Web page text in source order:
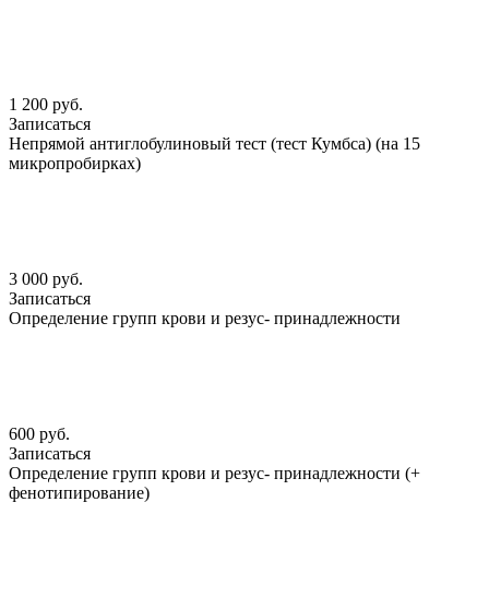
1 200 руб.
Записаться
Непрямой антиглобулиновый тест (тест Кумбса) (на 15
микропробирках)
3 000 руб.
Записаться
Определение групп крови и резус- принадлежности
600 руб.
Записаться
Определение групп крови и резус- принадлежности (+
фенотипирование)